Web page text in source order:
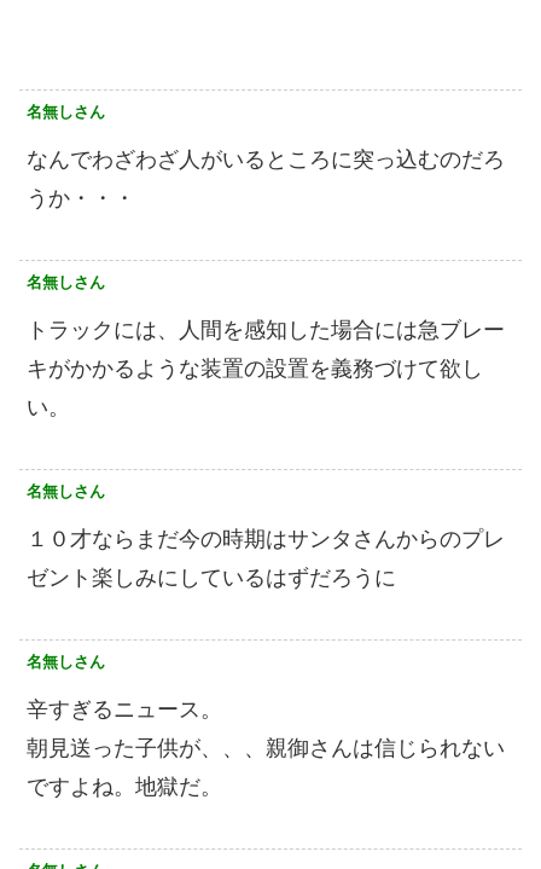
名無しさん
なんでわざわざ人がいるところに突っ込むのだろ
うか・・・
名無しさん
トラックには、人間を感知した場合には急ブレー
キがかかるような装置の設置を義務づけて欲し
い。
名無しさん
１０才ならまだ今の時期はサンタさんからのプレ
ゼント楽しみにしているはずだろうに
名無しさん
辛すぎるニュース。
朝見送った子供が、、、親御さんは信じられない
ですよね。地獄だ。